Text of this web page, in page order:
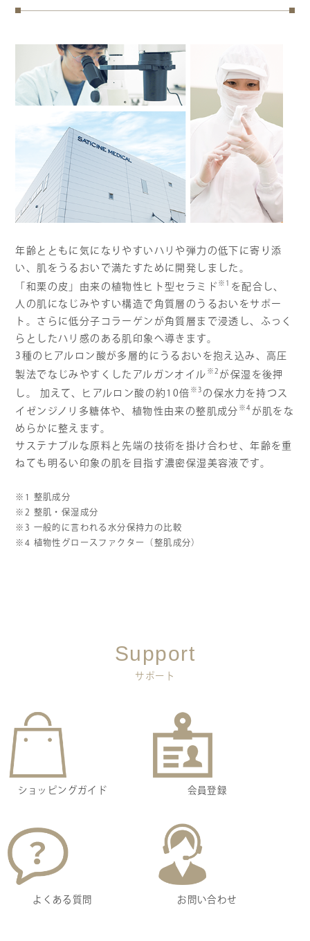
年齢とともに気になりやすいハリや弾力の低下に寄り添
い、肌をうるおいで満たすために開発しました。
「和栗の皮」由来の植物性ヒト型セラミド ※1 を配合し、
人の肌になじみやすい構造で角質層のうるおいをサポー
ト。さらに低分子コラーゲンが角質層まで浸透し、ふっく
らとしたハリ感のある肌印象へ導きます。
3種のヒアルロン酸が多層的にうるおいを抱え込み、高圧
製法でなじみやすくしたアルガンオイル ※2 が保湿を後押
し。 加えて、ヒアルロン酸の約10倍 ※3 の保水力を持つス
イゼンジノリ多糖体や、植物性由来の整肌成分 ※4 が肌をな
めらかに整えます。
サステナブルな原料と先端の技術を掛け合わせ、年齢を重
ねても明るい印象の肌を目指す濃密保湿美容液です。
※1 整肌成分
※2 整肌・保湿成分
※3 一般的に言われる水分保持力の比較
※4 植物性グロースファクター（整肌成分）
Support
サポート
ショッピングガイド 会員登録
よくある質問 お問い合わせ